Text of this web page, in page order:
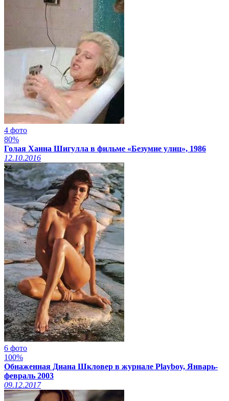
4 фото
80%
Голая Ханна Шигулла в фильме «Безумие улиц», 1986
12.10.2016
6 фото
100%
Обнаженная Диана Шкловер в журнале Playboy, Январь-
февраль 2003
09.12.2017